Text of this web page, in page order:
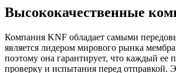
Высококачественные
Компания KNF обладает самыми
является лидером мирового рынка
поэтому она гарантирует, что каждый ее
проверку и испытания перед отправкой.